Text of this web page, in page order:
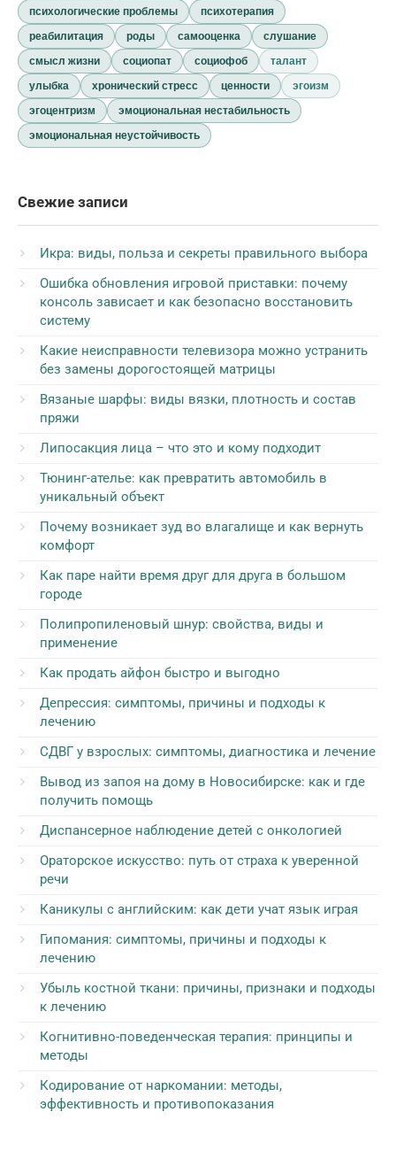
психологические проблемы
психотерапия
реабилитация
роды самооценка
слушание
смысл жизни
социопат социофоб
талант
улыбка
хронический стресс ценности
эгоизм
эгоцентризм
эмоциональная нестабильность
эмоциональная неустойчивость
Свежие записи
Икра: виды, польза и секреты правильного выбора
Ошибка обновления игровой приставки: почему
консоль зависает и как безопасно восстановить
систему
Какие неисправности телевизора можно устранить
без замены дорогостоящей матрицы
Вязаные шарфы: виды вязки, плотность и состав
пряжи
Липосакция лица – что это и кому подходит
Тюнинг-ателье: как превратить автомобиль в
уникальный объект
Почему возникает зуд во влагалище и как вернуть
комфорт
Как паре найти время друг для друга в большом
городе
Полипропиленовый шнур: свойства, виды и
применение
Как продать айфон быстро и выгодно
Депрессия: симптомы, причины и подходы к
лечению
СДВГ у взрослых: симптомы, диагностика и лечение
Вывод из запоя на дому в Новосибирске: как и где
получить помощь
Диспансерное наблюдение детей с онкологией
Ораторское искусство: путь от страха к уверенной
речи
Каникулы с английским: как дети учат язык играя
Гипомания: симптомы, причины и подходы к
лечению
Убыль костной ткани: причины, признаки и подходы
к лечению
Когнитивно-поведенческая терапия: принципы и
методы
Кодирование от наркомании: методы,
эффективность и противопоказания